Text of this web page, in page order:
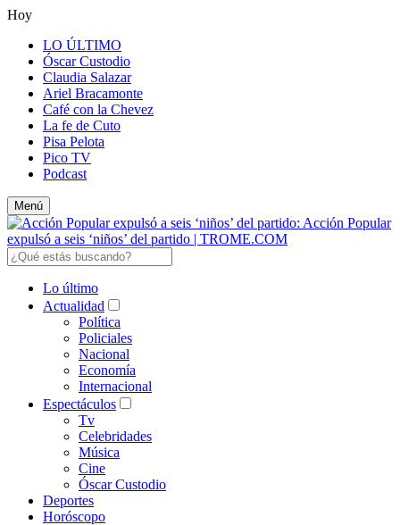
Hoy
LO ÚLTIMO
Óscar Custodio
Claudia Salazar
Ariel Bracamonte
Café con la Chevez
La fe de Cuto
Pisa Pelota
Pico TV
Podcast
Menú
Lo último
Actualidad
Política
Policiales
Nacional
Economía
Internacional
Espectáculos
Tv
Celebridades
Música
Cine
Óscar Custodio
Deportes
Horóscopo